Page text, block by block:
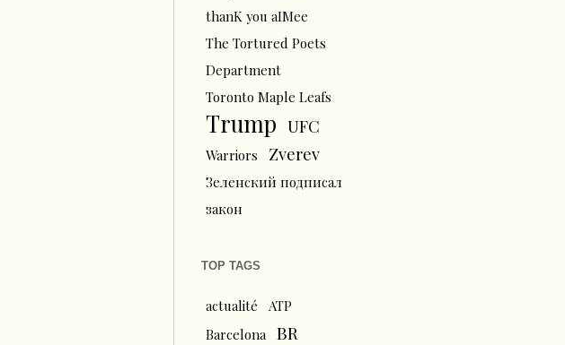
thanK you aIMee
The Tortured Poets
Department
Toronto Maple Leafs
Trump UFC
Warriors Zverev
Зеленский подписал
закон
TOP TAGS
actualité
ATP
Barcelona
BR